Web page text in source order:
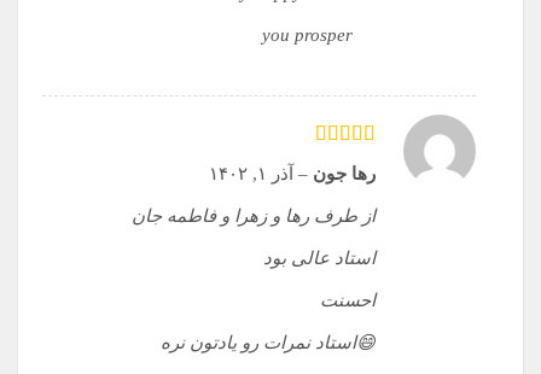
you prosper
امتیاز از 5
رها جون – آذر ۱, ۱۴۰۲
از طرف رها و زهرا و فاطمه جان
استاد عالی بود
احسنت
😄استاد نمرات رو یادتون نره